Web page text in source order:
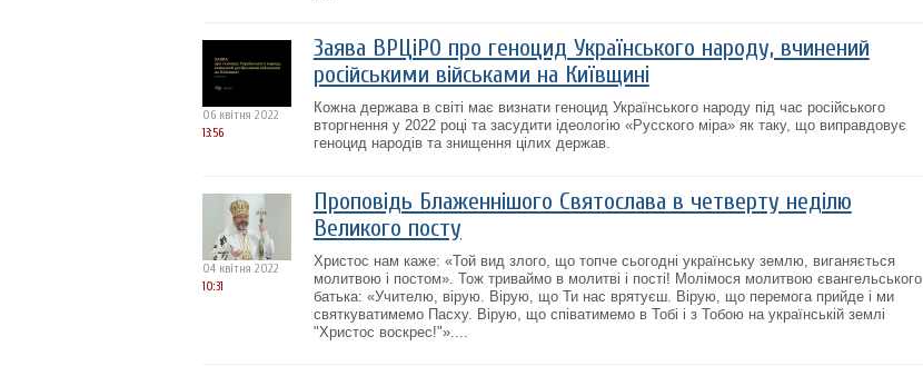
06 квітня 2022
13:56
Заява ВРЦіРО про геноцид Українського народу, вчинений
російськими військами на Київщині
Кожна держава в світі має визнати геноцид Українського народу під час російського
вторгнення у 2022 році та засудити ідеологію «Русского міра» як таку, що виправдовує
геноцид народів та знищення цілих держав.
04 квітня 2022
10:31
Проповідь Блаженнішого Святослава в четверту неділю
Великого посту
Христос нам каже: «Той вид злого, що топче сьогодні українську землю, виганяється
молитвою і постом». Тож триваймо в молитві і пості! Молімося молитвою євангельського
батька: «Учителю, вірую. Вірую, що Ти нас врятуєш. Вірую, що перемога прийде і ми
святкуватимемо Пасху. Вірую, що співатимемо в Тобі і з Тобою на українській землі
"Христос воскрес!"»....